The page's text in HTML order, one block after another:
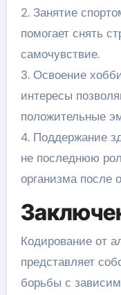
2. Занятие
помогает снять
самочувствие.
3. Освоение
интересы
положительные
4. Поддержание
не последнюю
организма после
Кодирование от
представляет
борьбы с